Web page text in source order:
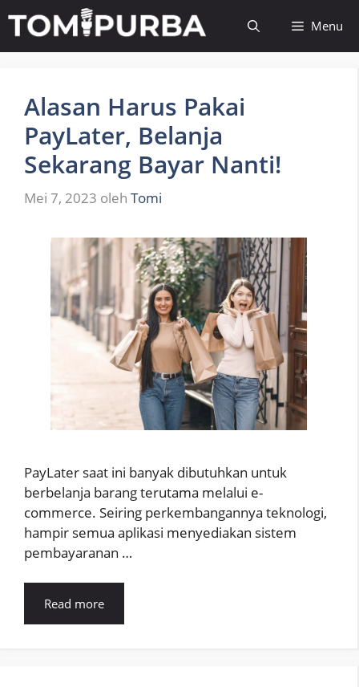
isi
Menu
Alasan Harus Pakai
PayLater, Belanja
Sekarang Bayar Nanti!
Mei 7, 2023 oleh Tomi
PayLater saat ini banyak dibutuhkan untuk
berbelanja barang terutama melalui e-
commerce. Seiring perkembangannya teknologi,
hampir semua aplikasi menyediakan sistem
pembayaranan …
Read more